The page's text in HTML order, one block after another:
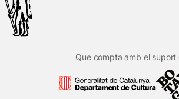
Que compta amb el suport